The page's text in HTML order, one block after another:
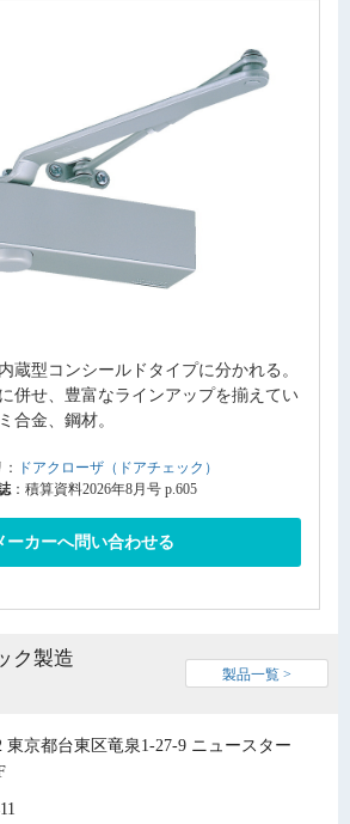
蔵型コンシールドタイプに分かれる。
併せ、豊富なラインアップを揃えてい
合金、鋼材。
：
ドアクローザ（ドアチェック）
：積算資料2026年8月号 p.605
ーカーへ問い合わせる
ク製造
製品一覧 >
東京都台東区竜泉1-27-9 ニュースター